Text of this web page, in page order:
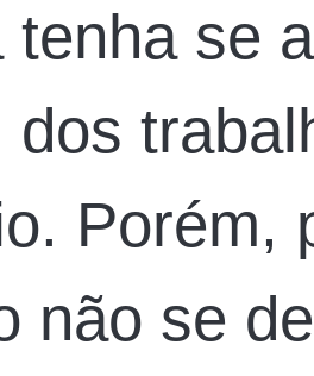
tenha se
dos
Porém,
não se